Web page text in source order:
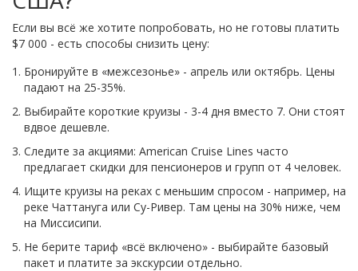
Если вы всё же хотите попробовать, но не готовы платить
$7 000 - есть способы снизить цену:
Бронируйте в «межсезонье» - апрель или октябрь. Цены
падают на 25-35%.
Выбирайте короткие круизы - 3-4 дня вместо 7. Они стоят
вдвое дешевле.
Следите за акциями: American Cruise Lines часто
предлагает скидки для пенсионеров и групп от 4 человек.
Ищите круизы на реках с меньшим спросом - например, на
реке Чаттануга или Су-Ривер. Там цены на 30% ниже, чем
на Миссисипи.
Не берите тариф «всё включено» - выбирайте базовый
пакет и платите за экскурсии отдельно.